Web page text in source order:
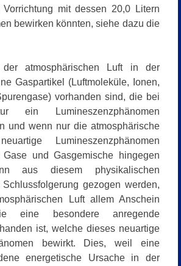
Vorrichtung mit dessen 20,0 Litern
bewirken könnten, siehe dazu die
atmosphärischen Luft in der
Gaspartikel (Luftmoleküle, Ionen,
vorhanden sind, die bei
ein Lumineszenzphänomen
und wenn nur die atmosphärische
Lumineszenzphänomen
Gase und Gasgemische hingegen
aus diesem physikalischen
gezogen werden,
Luft allem Anschein
eine besondere anregende
ist, welche dieses neuartige
bewirkt. Dies, weil eine
energetische Ursache in der